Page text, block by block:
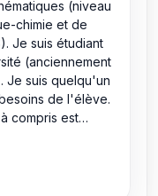
(niveau
chimie et de
(anciennement
Je suis quelqu'un
de l'élève.
compris est
et je n'hésite
les cours de